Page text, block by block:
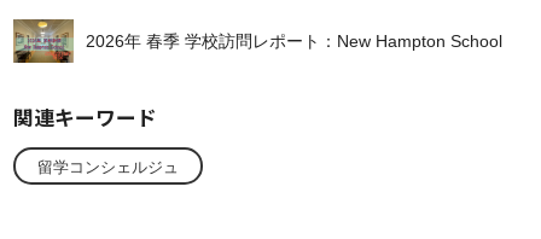
2026年 春季 学校訪問レポート：New Hampton School
関連キーワード
留学コンシェルジュ